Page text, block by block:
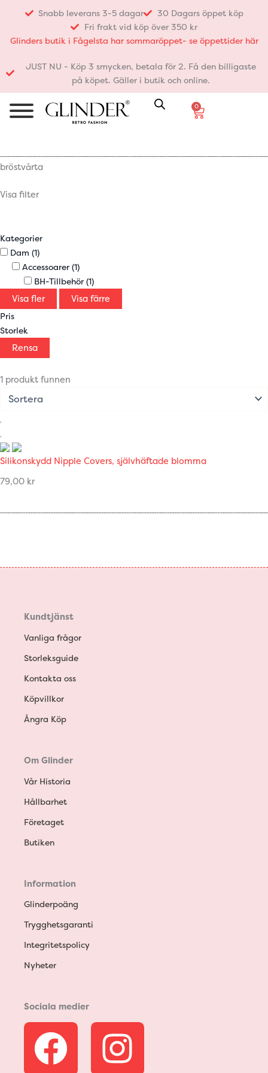
innehåll
Snabb leverans 3-5 dagar
30 Dagars öppet köp
Fri frakt vid köp över 350 kr
Glinders butik i Fågelsta har sommaröppet- se öppettider här
JUST NU - Köp 3 smycken, betala för 2. Få den billigaste
på köpet. Gäller i butik och online.
0
Varukorg
bröstvårta
Visa filter
Kategorier
Dam (1)
Accessoarer (1)
BH-Tillbehör (1)
Visa fler Visa färre
Pris
Storlek
Rensa
1 produkt funnen
Silikonskydd Nipple Covers, självhäftade blomma
79,00 kr
Kundtjänst
Vanliga frågor
Storleksguide
Kontakta oss
Köpvillkor
Ångra Köp
Om Glinder
Vår Historia
Hållbarhet
Företaget
Butiken
Information
Glinderpoäng
Trygghetsgaranti
Integritetspolicy
Nyheter
Sociala medier
F I